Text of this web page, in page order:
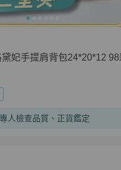
妃手提肩背包24*20*12
人檢查品質、正貨鑑定